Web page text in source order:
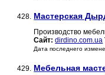
428. Мастерская
Производство
Сайт: dirdino.com.ua
Дата последнего
429. Мебельная